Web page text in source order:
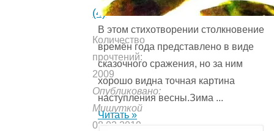
(4)
Количество
прочтений:
2009
Опубликовано:
Мишуткой
08.02.2019
В этом стихотворении столкновение
времён года представ­лено в виде
сказочного сражения, но за ним
хорошо видна точная картина
наступления весны.Зима ...
Читать »